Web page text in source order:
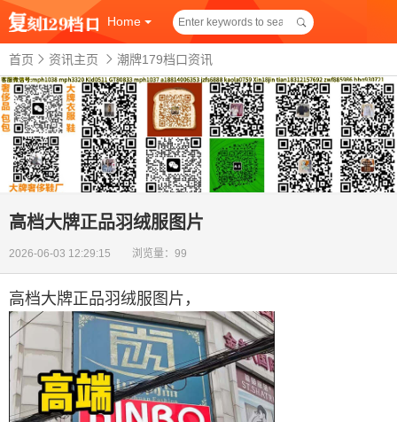
Home
首页 资讯主页 潮牌179档口资讯
高档大牌正品羽绒服图片
2026-06-03 12:29:15 浏览量：99
高档大牌正品羽绒服图片 ，